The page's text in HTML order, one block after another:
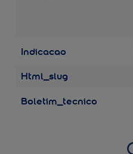
Indicacao
Html_slug
Boletim_tecnico